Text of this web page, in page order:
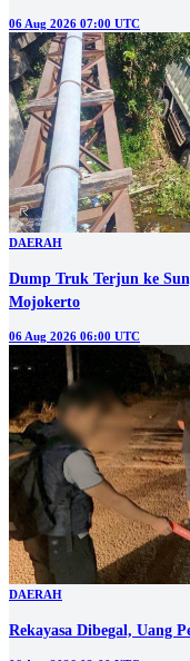
06 Aug 2026 07:00 UTC
DAERAH
Dump Truk Terjun ke
Mojokerto
06 Aug 2026 06:00 UTC
DAERAH
Rekayasa Dibegal, Uang